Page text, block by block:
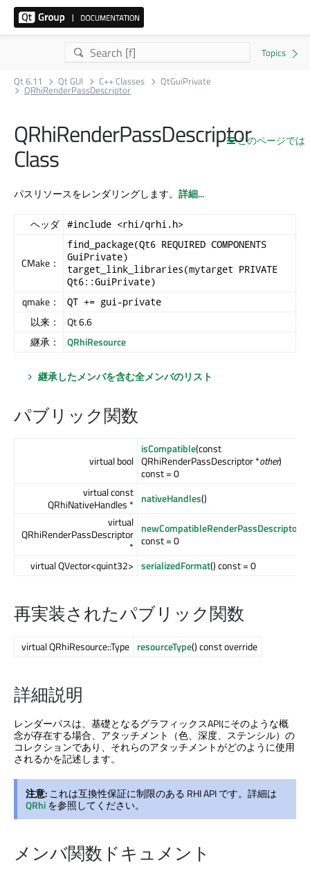
Qt 6.11 Qt GUI C++ Classes QtGuiPrivate
QRhiRenderPassDescriptor
このページでは
QRhiRenderPassDescriptor
Class
パスリソースをレンダリングします。 詳細...
ヘッダ #include <rhi/qrhi.h>
CMake：
find_package(Qt6 REQUIRED COMPONENTS
GuiPrivate)
target_link_libraries(mytarget PRIVATE
Qt6::GuiPrivate)
qmake： QT += gui-private
以来：
Qt 6.6
継承：
QRhiResource
継承したメンバを含む全メンバのリスト
パブリック関数
virtual bool
isCompatible(const
QRhiRenderPassDescriptor *other)
const = 0
virtual const
QRhiNativeHandles * nativeHandles()
virtual
QRhiRenderPassDescriptor
*
newCompatibleRenderPassDescriptor
const = 0
virtual QVector<quint32> serializedFormat() const = 0
再実装されたパブリック関数
virtual QRhiResource::Type resourceType() const override
詳細説明
レンダーパスは、基礎となるグラフィックスAPIにそのような概
念が存在する場合、アタッチメント（色、深度、ステンシル）の
コレクションであり、それらのアタッチメントがどのように使用
されるかを記述します。
注意:これは互換性保証に制限のある RHI API です。詳細は
QRhiを参照してください。
メンバ関数ドキュメント